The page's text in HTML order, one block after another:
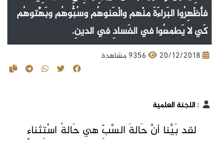
فأظْهِرُوا البَراءَةَ منْهم والْعَنوهُم وسُبُّوهُم وبَهِّتوهُم
كَي لا يَطمعُوا في الفَسادِ في الدينِ.
20/12/2018 9356 مشاهدة
:اللجنة العلمية
لقد بَيَّنا أنَّ حَالةَ السَّبِّ هي حَالةُ اسْتِثناءٍ